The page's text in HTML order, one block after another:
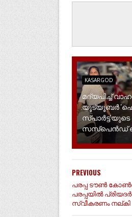
KASARGOD
മദ്യപിച്ച്
യൂട്യൂബർ
സസ്പെൻഡ്
PREVIOUS
പരപ്പ ടൗൺ
പരപ്പയിൽ
സ്വീകരണം നല്കി